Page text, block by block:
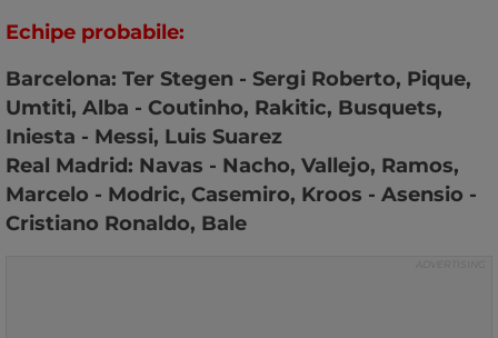
Echipe probabile:
Barcelona: Ter Stegen - Sergi Roberto, Pique,
Umtiti, Alba - Coutinho, Rakitic, Busquets,
Iniesta - Messi, Luis Suarez
Real Madrid: Navas - Nacho, Vallejo, Ramos,
Marcelo - Modric, Casemiro, Kroos - Asensio -
Cristiano Ronaldo, Bale